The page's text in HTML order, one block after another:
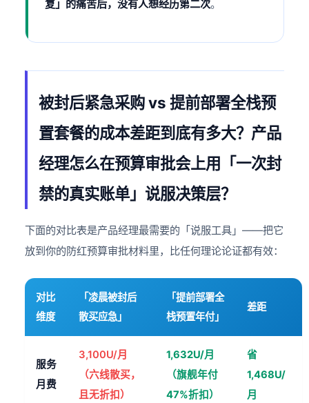
复」的痛苦后，没有人想经历第二次。
被封后紧急采购 vs 提前部署全栈预
置套餐的成本差距到底有多大？产品
经理怎么在预算审批会上用「一次封
禁的真实账单」说服决策层？
下面的对比表是产品经理最需要的「说服工具」——把它
放到你的防红预算审批材料里，比任何理论论证都有效：
对比
维度
「凌晨被封后
散买应急」
「提前部署全
栈预置年付」
差距
服务
月费
3,100U/月
（六线散买，
且无折扣）
1,632U/月
（旗舰年付
47%折扣）
省
1,468U/
月